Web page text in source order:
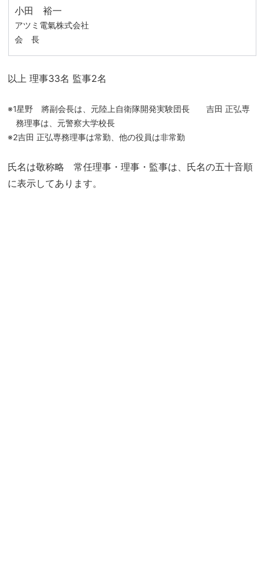
小田 裕一
アツミ電氣株式会社
会 長
以上 理事33名 監事2名
※1星野 將副会長は、元陸上自衛隊開発実験団長 吉田 正弘専
務理事は、元警察大学校長
※2吉田 正弘専務理事は常勤、他の役員は非常勤
氏名は敬称略 常任理事・理事・監事は、氏名の五十音順
に表示してあります。